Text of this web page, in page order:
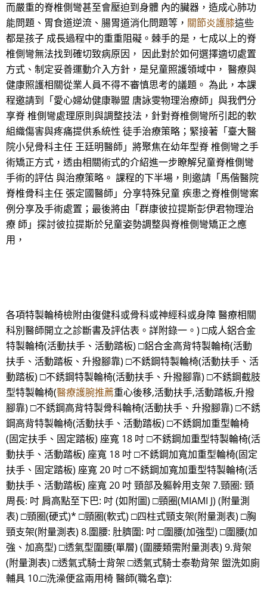
而嚴重的脊椎側彎甚至會壓迫到身體 內的臟器，造成心肺功
能問題、胃食道逆流、腸胃道消化問題等， 關節炎護膝這些
都是孩子 成長過程中的重重阻礙。棘手的是，七成以上的脊
椎側彎無法找到確切致病原因， 因此對於如何選擇適切處置
方式、制定妥善運動介入方針，是兒童照護領域中， 醫療與
健康照護相關從業人員不得不審慎思考的議題。 為此，本課
程邀請到「愛心婦幼健康聯盟 唐詠雯物理治療師」與我們分
享脊 椎側彎處理原則與調整技法，針對脊椎側彎所引起的軟
組織傷害與疼痛提供系統性 徒手治療策略；緊接著「臺大醫
院小兒骨科主任 王廷明醫師」將聚焦在幼年型脊 椎側彎之手
術矯正方式，透由相關術式的介紹進一步瞭解兒童脊椎側彎
手術的評估 與治療策略。 課程的下半場，則邀請「馬偕醫院
脊椎骨科主任 張定國醫師」分享特殊兒童 疾患之脊椎側彎案
例分享及手術處置；最後將由「群康彼拉提斯彭伊君物理治
療 師」探討彼拉提斯於兒童姿勢調整與脊椎側彎矯正之應
用，
各項特製輪椅檢附由復健科或骨科或神經科或身障 醫療相關
科別醫師開立之診斷書及評估表。詳附錄一。) □成人鋁合金
特製輪椅(活動扶手、活動踏板) □鋁合金高背特製輪椅(活動
扶手、活動踏板、升撥腳靠) □不銹鋼特製輪椅(活動扶手、活
動踏板) □不銹鋼特製輪椅(活動扶手、升撥腳靠) □不銹鋼截肢
型特製輪椅(醫療護腕推薦重心後移,活動扶手,活動踏板,升撥
腳靠) □不銹鋼高背特製骨科輪椅(活動扶手、升撥腳靠) □不銹
鋼高背特製輪椅(活動扶手、活動踏板) □不銹鋼加重型輪椅
(固定扶手、固定踏板) 座寬 18 吋 □不銹鋼加重型特製輪椅(活
動扶手、活動踏板) 座寬 18 吋 □不銹鋼加寬加重型輪椅(固定
扶手、固定踏板) 座寬 20 吋 □不銹鋼加寬加重型特製輪椅(活
動扶手、活動踏板) 座寬 20 吋 頸部及軀幹用支架 7.頸圈: 頸
周長: 吋 肩高點至下巴: 吋 (如附圖) □頸圈(MIAMI J) (附量測
表) □頸圈(硬式)* □頸圈(軟式) □四柱式頸支架(附量測表) □胸
頸支架(附量測表) 8.圍腰: 肚臍圍: 吋 □圍腰(加強型) □圍腰(加
強、加高型) □透氣型圍腰(單層) (圍腰類需附量測表) 9.背架
(附量測表) □透氣式騎士背架 □透氣式騎士泰勒背架 盥洗如廁
輔具 10.□洗澡便盆兩用椅 醫師(職名章):